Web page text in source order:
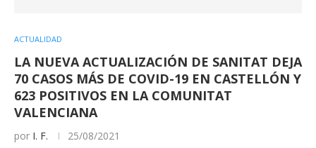
ACTUALIDAD
LA NUEVA ACTUALIZACIÓN DE SANITAT DEJA
70 CASOS MÁS DE COVID-19 EN CASTELLÓN Y
623 POSITIVOS EN LA COMUNITAT
VALENCIANA
por I. F. 25/08/2021